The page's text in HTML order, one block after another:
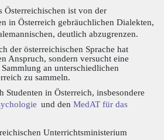
Österreichischen ist von der
in Österreich gebräuchlichen Dialekten,
deutlich abzugrenzen.
der österreichischen Sprache hat
Anspruch, sondern versucht eine
an unterschiedlichen
zu sammeln.
Studenten in Österreich, insbesondere
und den MedAT für das
Unterrichtsministerium